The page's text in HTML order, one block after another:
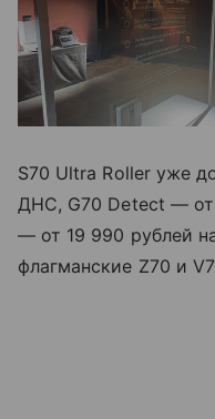
S70 Ultra Roller уже
ДНС, G70 Detect — от
— от 19 990 рублей
флагманские Z70 и